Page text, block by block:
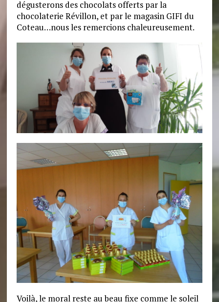
dégusterons des chocolats offerts par la
chocolaterie Révillon, et par le magasin GIFI du
Coteau…nous les remercions chaleureusement.
Voilà, le moral reste au beau fixe comme le soleil